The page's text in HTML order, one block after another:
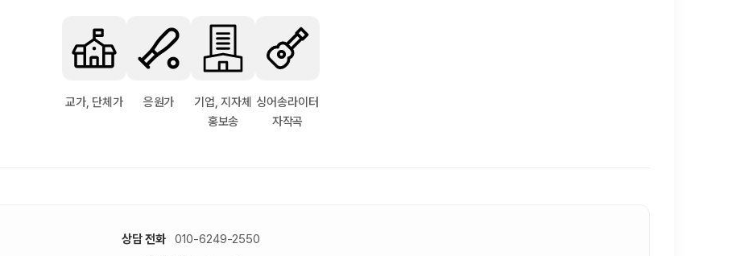
교가, 단체가 응원가
기업, 지자체
홍보송
싱어송라이터
자작곡
상담 전화
010-6249-2550